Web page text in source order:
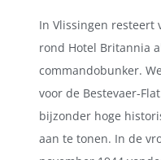
In Vlissingen resteert
rond Hotel Britannia
commandobunker.
voor de Bestevaer-
bijzonder hoge
aan te tonen. In de